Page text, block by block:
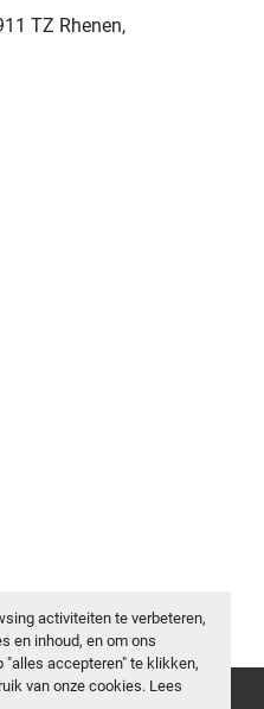
activiteiten te verbeteren,
en inhoud, en om ons
"alles accepteren" te klikken,
van onze cookies. Lees
TZ Rhenen,